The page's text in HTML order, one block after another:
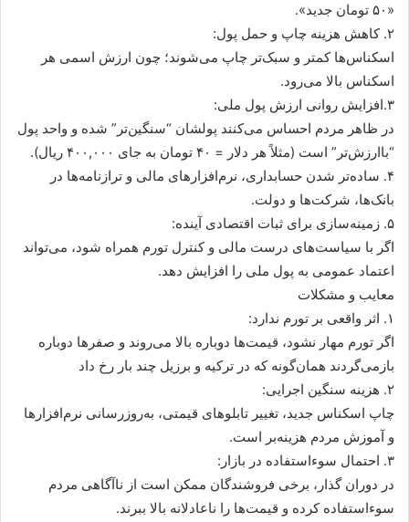
«۵۰ تومان جدید».
۲. کاهش هزینه چاپ و حمل پول:
اسکناس‌ها کمتر و سبک‌تر چاپ می‌شوند؛ چون ارزش اسمی هر
اسکناس بالا می‌رود.
۳.افزایش روانی ارزش پول ملی:
در ظاهر مردم احساس می‌کنند پولشان “سنگین‌تر” شده و واحد پول
“باارزش‌تر” است (مثلاً هر دلار = ۴۰ تومان به جای ۴۰۰,۰۰۰ ریال).
۴. ساده‌تر شدن حسابداری، نرم‌افزارهای مالی و ترازنامه‌ها در
بانک‌ها، شرکت‌ها و دولت.
۵. زمینه‌سازی برای ثبات اقتصادی آینده:
اگر با سیاست‌های درست مالی و کنترل تورم همراه شود، می‌تواند
اعتماد عمومی به پول ملی را افزایش دهد.
معایب و مشکلات
۱. اثر واقعی بر تورم ندارد:
اگر تورم مهار نشود، قیمت‌ها دوباره بالا می‌روند و صفرها دوباره
بازمی‌گردند همان‌گونه که در ترکیه و برزیل چند بار رخ داد
۲. هزینه سنگین اجرایی:
چاپ اسکناس جدید، تغییر تابلوهای قیمتی، به‌روزرسانی نرم‌افزارها
و آموزش مردم هزینه‌بر است.
۳. احتمال سوءاستفاده در بازار:
در دوران گذار، برخی فروشندگان ممکن است از ناآگاهی مردم
سوءاستفاده کرده و قیمت‌ها را ناعادلانه بالا ببرند.